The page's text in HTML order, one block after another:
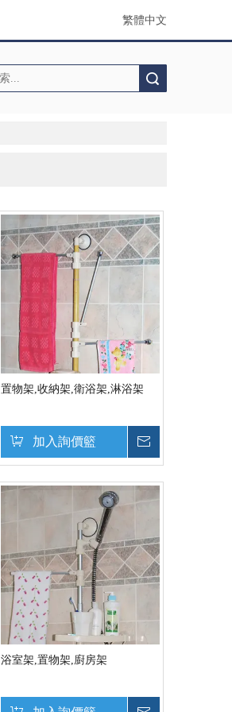
繁體中文
置物架,收納架,衛浴架,淋浴架
加入詢價籃
浴室架,置物架,廚房架